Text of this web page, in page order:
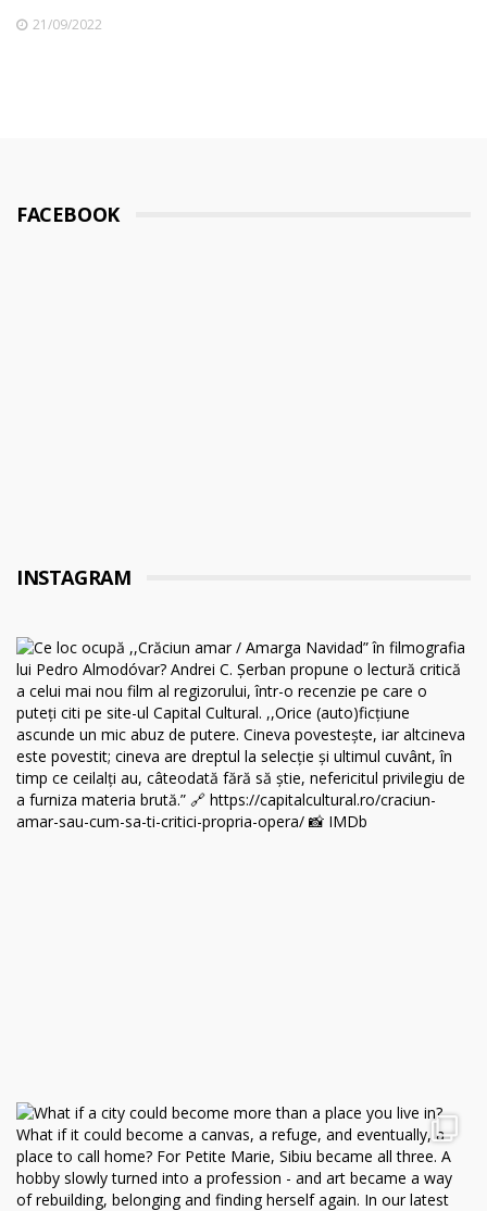
21/09/2022
FACEBOOK
INSTAGRAM